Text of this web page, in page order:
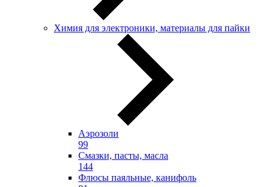
Химия для электроники, материалы для пайки
Аэрозоли
99
Смазки, пасты, масла
144
Флюсы паяльные, канифоль